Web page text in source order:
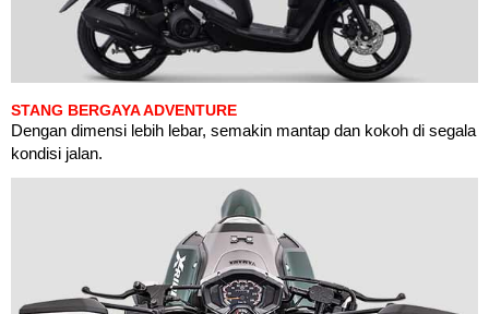
STANG BERGAYA ADVENTURE
Dengan dimensi lebih lebar, semakin mantap dan kokoh di segala
kondisi jalan.